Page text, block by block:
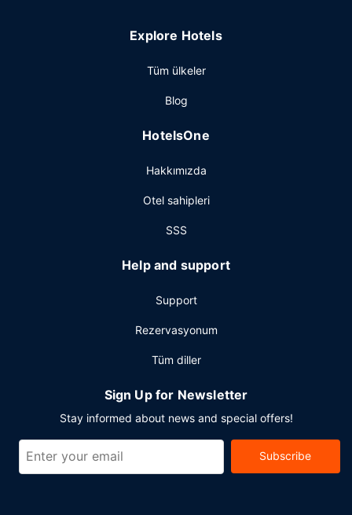
7 ve 10 arasında yapılmaktadır.
temizleme/çamaşır yıkama servisi mevcuttur. Ücretsiz
Explore Hotels
Tüm ülkeler
Blog
HotelsOne
Hakkımızda
Otel sahipleri
SSS
Help and support
Support
Rezervasyonum
Tüm diller
Sign Up for Newsletter
Stay informed about news and special offers!
Subscribe